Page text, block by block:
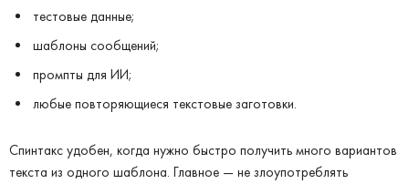
тестовые данные;
шаблоны сообщений;
промпты для ИИ;
любые повторяющиеся текстовые заготовки.
Спинтакс удобен, когда нужно быстро получить много вариантов
текста из одного шаблона. Главное — не злоупотреблять